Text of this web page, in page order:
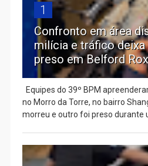
1
Confronto em área
milícia e tráfico
preso em Belford
Equipes do 39º BPM
no Morro da Torre, no bairro
morreu e outro foi preso durante